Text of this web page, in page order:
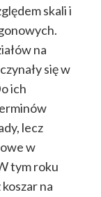
skali i
na
się w
ich
lecz
w
tym roku
na